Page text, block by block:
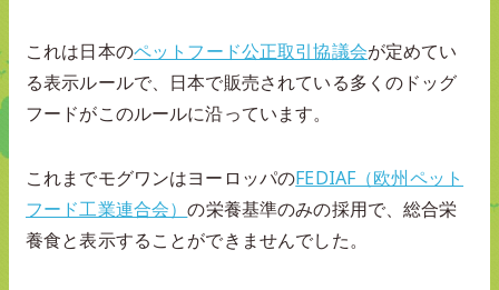
これは日本のペットフード公正取引協議会が定めてい
る表示ルールで、日本で販売されている多くのドッグ
フードがこのルールに沿っています。
これまでモグワンはヨーロッパのFEDIAF（欧州ペット
フード工業連合会）の栄養基準のみの採用で、総合栄
養食と表示することができませんでした。